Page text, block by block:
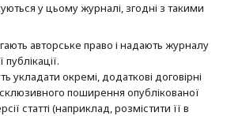
у цьому журналі, згодні з такими
авторське право і надають журналу
укладати окремі, додат­кові договірні
поширення опублікованої
статті (наприклад, розмістити її в